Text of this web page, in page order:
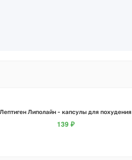
Лептиген Липолайн - капсулы для похудения
139 ₽